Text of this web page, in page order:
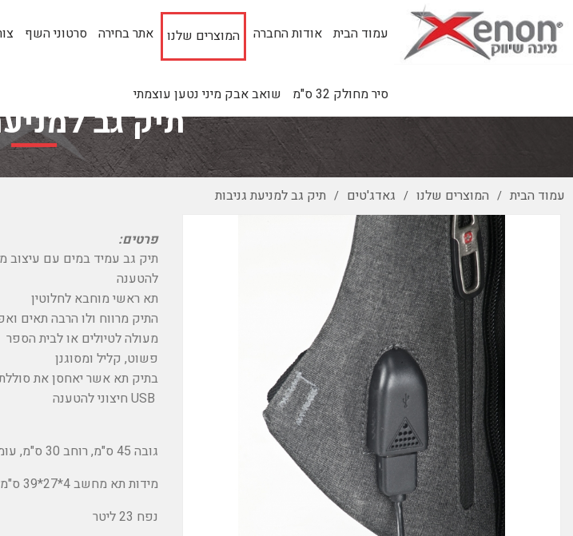
עמוד הבית אודות החברה המוצרים שלנו אתר בחירה סרטוני השף
סיר מחולק 32 ס"מ שואב אבק מיני נטען עוצמתי
תיק גב
עמוד הבית / המוצרים שלנו / גאדג'טים / תיק גב למניעת גניבות
פרטים:
תיק גב עמיד במים עם עיצוב
להטענה
תא ראשי מוחבא לחלוטין
התיק מרווח ולו הרבה תאים
מעולה לטיולים או לבית הספר
פשוט, קליל ומסוגנן
בתיק תא אשר יאחסן את
USB חיצוני להטענה
גובה 45 ס"מ, רוחב 30 ס"מ, עומק 16 ס"מ
מידות תא מחשב 4*27*39 ס"מ
נפח 23 ליטר